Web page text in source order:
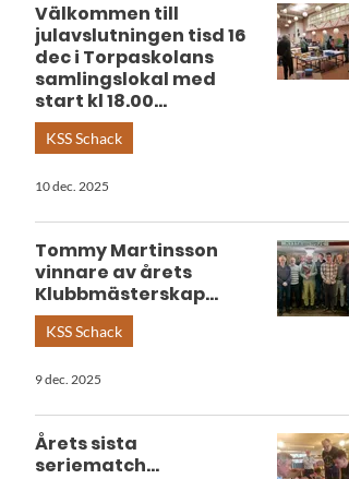
Välkommen till
julavslutningen tisd 16
dec i Torpaskolans
samlingslokal med
start kl 18.00...
KSS Schack
10 dec. 2025
Tommy Martinsson
vinnare av årets
Klubbmästerskap...
KSS Schack
9 dec. 2025
Årets sista
seriematch...